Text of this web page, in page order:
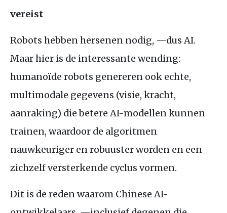
vereist
Robots hebben hersenen nodig, —dus AI.
Maar hier is de interessante wending:
humanoïde robots genereren ook echte,
multimodale gegevens (visie, kracht,
aanraking) die betere AI-modellen kunnen
trainen, waardoor de algoritmen
nauwkeuriger en robuuster worden en een
zichzelf versterkende cyclus vormen.
Dit is de reden waarom Chinese AI-